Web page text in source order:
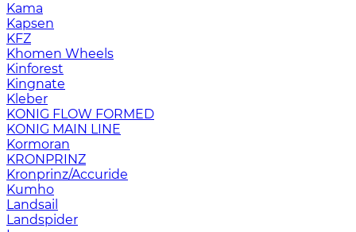
Kama
Kapsen
KFZ
Khomen Wheels
Kinforest
Kingnate
Kleber
KONIG FLOW FORMED
KONIG MAIN LINE
Kormoran
KRONPRINZ
Kronprinz/Accuride
Kumho
Landsail
Landspider